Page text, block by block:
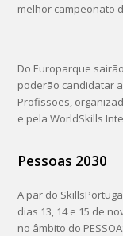
melhor campeonato
Do Europarque
poderão candidatar
Profissões,
e pela WorldSkills
Pessoas 2030
A par do
dias 13, 14 e 15 de
no âmbito do